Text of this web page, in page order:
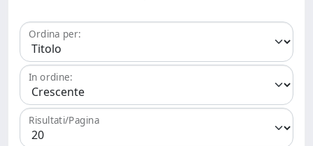
Ordina per:
In ordine:
Risultati/Pagina